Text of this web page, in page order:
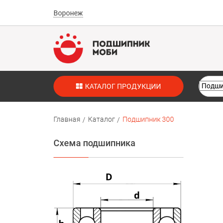
Воронеж
КАТАЛОГ ПРОДУКЦИИ
Главная Каталог Подшипник 300
Схема подшипника